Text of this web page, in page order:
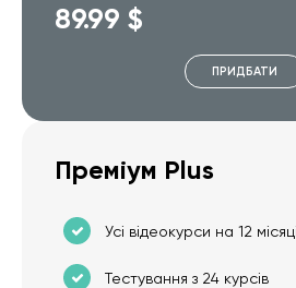
89.99 $
ПРИДБАТИ
Преміум Plus
Усі відеокурси на 12
Тестування з 24 курсів